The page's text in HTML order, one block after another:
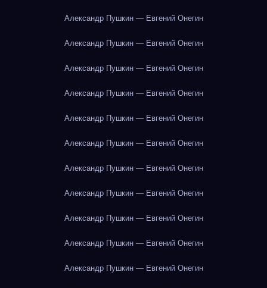
Александр Пушкин — Евгений Онегин
Александр Пушкин — Евгений Онегин
Александр Пушкин — Евгений Онегин
Александр Пушкин — Евгений Онегин
Александр Пушкин — Евгений Онегин
Александр Пушкин — Евгений Онегин
Александр Пушкин — Евгений Онегин
Александр Пушкин — Евгений Онегин
Александр Пушкин — Евгений Онегин
Александр Пушкин — Евгений Онегин
Александр Пушкин — Евгений Онегин